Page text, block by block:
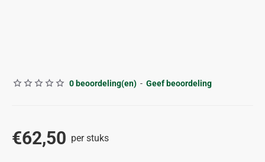
0 beoordeling(en) - Geef beoordeling
€62,50 per stuks